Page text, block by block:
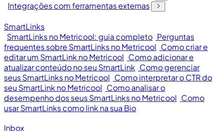
Integrações com ferramentas externas
SmartLinks
SmartLinks no Metricool: guia completo Perguntas
frequentes sobre SmartLinks no Metricool Como criar e
editar um SmartLink no Metricool Como adicionar e
atualizar conteúdo no seu SmartLink Como gerenciar
seus SmartLinks no Metricool Como interpretar o CTR do
seu SmartLink no Metricool Como analisar o
desempenho dos seus SmartLinks no Metricool Como
usar SmartLinks como link na sua Bio
Inbox